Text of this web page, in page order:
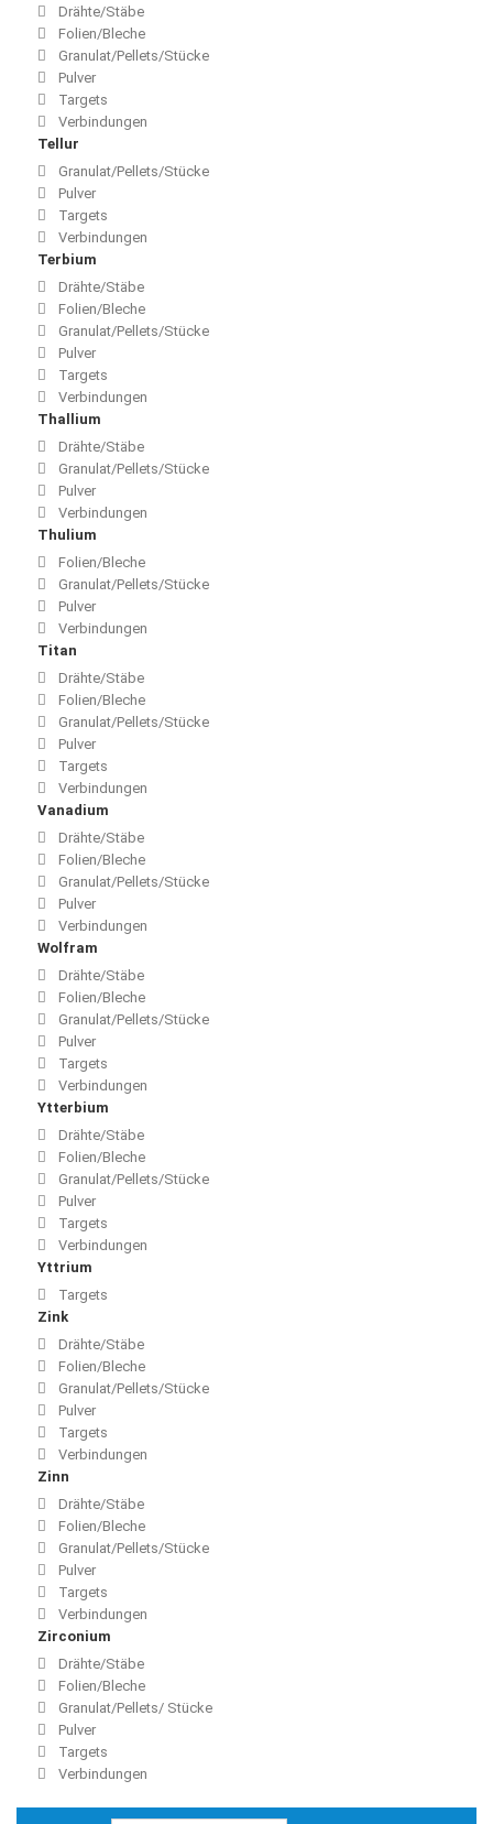
Drähte/Stäbe
Folien/Bleche
Granulat/Pellets/Stücke
Pulver
Targets
Verbindungen
Tellur
Granulat/Pellets/Stücke
Pulver
Targets
Verbindungen
Terbium
Drähte/Stäbe
Folien/Bleche
Granulat/Pellets/Stücke
Pulver
Targets
Verbindungen
Thallium
Drähte/Stäbe
Granulat/Pellets/Stücke
Pulver
Verbindungen
Thulium
Folien/Bleche
Granulat/Pellets/Stücke
Pulver
Verbindungen
Titan
Drähte/Stäbe
Folien/Bleche
Granulat/Pellets/Stücke
Pulver
Targets
Verbindungen
Vanadium
Drähte/Stäbe
Folien/Bleche
Granulat/Pellets/Stücke
Pulver
Verbindungen
Wolfram
Drähte/Stäbe
Folien/Bleche
Granulat/Pellets/Stücke
Pulver
Targets
Verbindungen
Ytterbium
Drähte/Stäbe
Folien/Bleche
Granulat/Pellets/Stücke
Pulver
Targets
Verbindungen
Yttrium
Targets
Zink
Drähte/Stäbe
Folien/Bleche
Granulat/Pellets/Stücke
Pulver
Targets
Verbindungen
Zinn
Drähte/Stäbe
Folien/Bleche
Granulat/Pellets/Stücke
Pulver
Targets
Verbindungen
Zirconium
Drähte/Stäbe
Folien/Bleche
Granulat/Pellets/ Stücke
Pulver
Targets
Verbindungen